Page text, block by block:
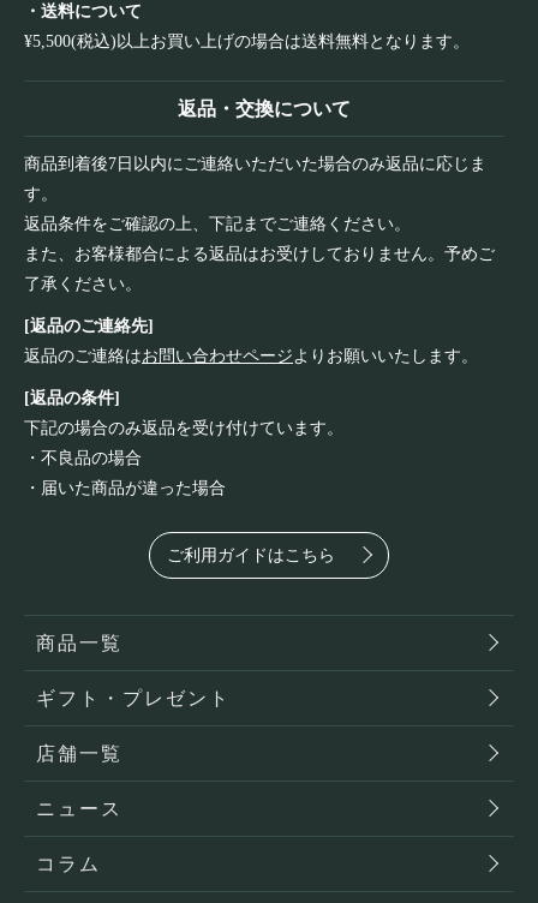
・送料について
¥5,500(税込)以上お買い上げの場合は送料無料となります。
返品・交換について
商品到着後7日以内にご連絡いただいた場合のみ返品に応じま
す。
返品条件をご確認の上、下記までご連絡ください。
また、お客様都合による返品はお受けしておりません。予めご
了承ください。
[返品のご連絡先]
返品のご連絡はお問い合わせページ よりお願いいたします。
[返品の条件]
下記の場合のみ返品を受け付けています。
・不良品の場合
・届いた商品が違った場合
ご利用ガイドはこちら
商品一覧
ギフト・プレゼント
店舗一覧
ニュース
コラム